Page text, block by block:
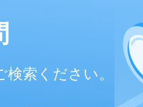
索ください。